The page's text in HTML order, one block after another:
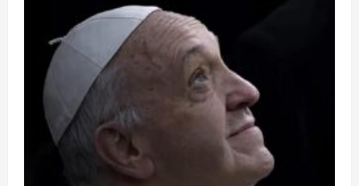
pape
François
cardinal
Kevin
Farrell
prend
rênes
de
la
transition
au
Vatican